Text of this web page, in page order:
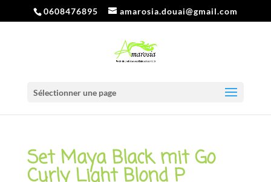
0608476895 amarosia.douai@gmail.com
Sélectionner une page
Set Maya Black mit Go